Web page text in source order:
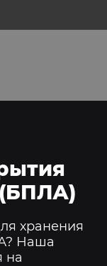
хранения
Наша
на